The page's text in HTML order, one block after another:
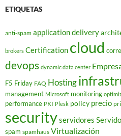
ETIQUETAS
anti-spam application delivery
brokers Certification cloud
devops dynamic data center
F5 Friday FAQ Hosting
management Microsoft monitoring
performance PKI Plesk policy precio
securityservidores
spam spamhaus Virtualización